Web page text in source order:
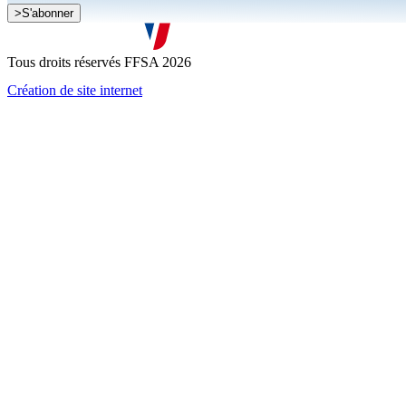
Je souhaite recevoir la newsletter de la FFSA
J'accepte que mes informations soient collectées conformément à la
>S'abonner
Tous droits réservés FFSA 2026
Création de site internet